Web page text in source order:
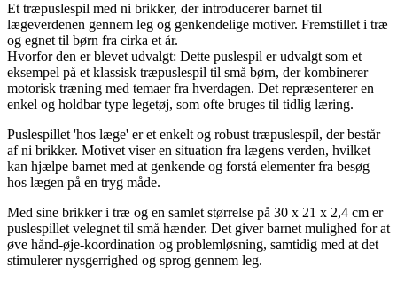
Et træpuslespil med ni brikker, der introducerer barnet til
lægeverdenen gennem leg og genkendelige motiver. Fremstillet i træ
og egnet til børn fra cirka et år.
Hvorfor den er blevet udvalgt: Dette puslespil er udvalgt som et
eksempel på et klassisk træpuslespil til små børn, der kombinerer
motorisk træning med temaer fra hverdagen. Det repræsenterer en
enkel og holdbar type legetøj, som ofte bruges til tidlig læring.
Puslespillet 'hos læge' er et enkelt og robust træpuslespil, der består
af ni brikker. Motivet viser en situation fra lægens verden, hvilket
kan hjælpe barnet med at genkende og forstå elementer fra besøg
hos lægen på en tryg måde.
Med sine brikker i træ og en samlet størrelse på 30 x 21 x 2,4 cm er
puslespillet velegnet til små hænder. Det giver barnet mulighed for at
øve hånd-øje-koordination og problemløsning, samtidig med at det
stimulerer nysgerrighed og sprog gennem leg.